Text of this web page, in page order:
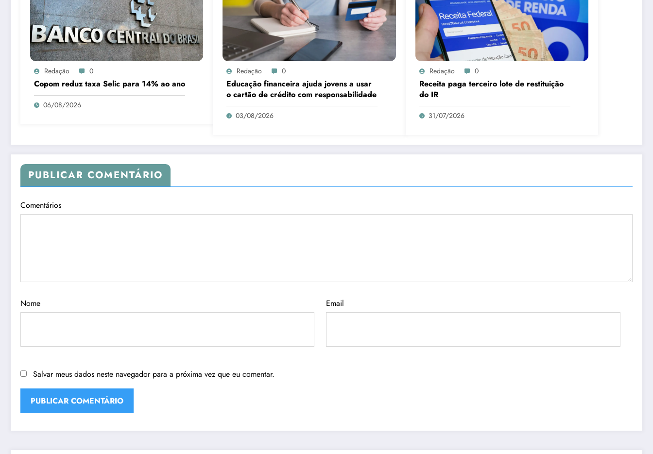
Redação 0
Copom reduz taxa Selic para 14% ao ano
06/08/2026
Redação 0
Educação financeira ajuda jovens a usar
o cartão de crédito com responsabilidade
03/08/2026
Redação 0
Receita paga terceiro lote de restituição
do IR
31/07/2026
PUBLICAR COMENTÁRIO
Comentários
Nome Email
Salvar meus dados neste navegador para a próxima vez que eu comentar.